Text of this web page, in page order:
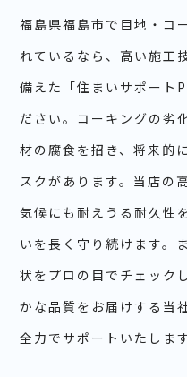
福島県福島市で目地・コ
れているなら、高い施工
備えた「住まいサポート
ださい。コーキングの劣
材の腐食を招き、将来的
スクがあります。当店の
気候にも耐えうる耐久性
いを長く守り続けます。
状をプロの目でチェック
かな品質をお届けする当
全力でサポートいたします